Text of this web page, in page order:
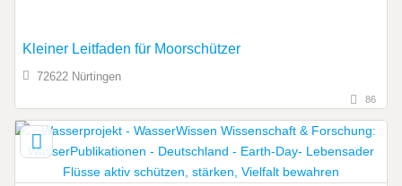
Kleiner Leitfaden für Moorschützer
72622 Nürtingen
86